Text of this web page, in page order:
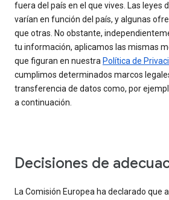
fuera del país en el que vives. Las leyes
varían en función del país, y algunas
que otras. No obstante,
tu información, aplicamos las mismas
que figuran en nuestra Política de
cumplimos determinados marcos
transferencia de datos como, por
a continuación.
Decisiones de
La Comisión Europea ha declarado que